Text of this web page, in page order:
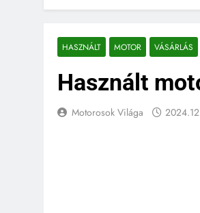
HASZNÁLT MOTOR VÁSÁRLÁS
Használt
Motorosok Világa